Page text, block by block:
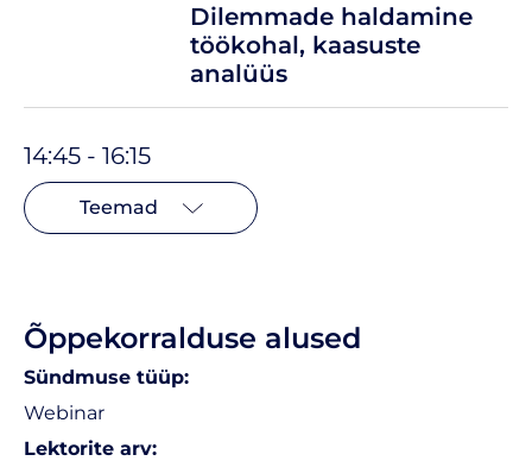
Dilemmade haldamine
töökohal, kaasuste
analüüs
14:45 - 16:15
Teemad
Õppekorralduse alused
Sündmuse tüüp:
Webinar
Lektorite arv: